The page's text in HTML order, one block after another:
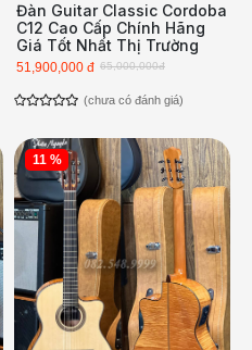
Đàn Guitar Classic Cordoba
C12 Cao Cấp Chính Hãng
Giá Tốt Nhất Thị Trường
65,000,000đ
51,900,000 đ
(chưa có đánh giá)
11 %